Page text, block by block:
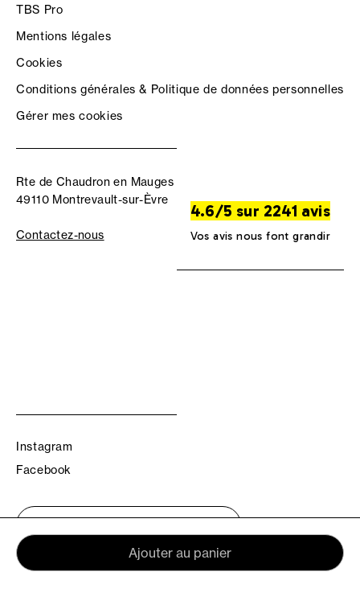
Ajouter au panier
TBS Pro
Mentions légales
Cookies
Conditions générales & Politique de données personnelles
Gérer mes cookies
Rte de Chaudron en Mauges
49110 Montrevault-sur-Èvre
Contactez-nous
4.6/5 sur 2241 avis
Vos avis nous font grandir
Instagram
Facebook